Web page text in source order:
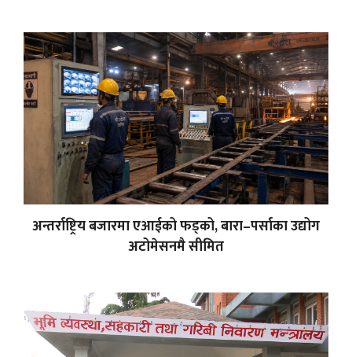
अन्तर्राष्ट्रिय बजारमा एआईको फड्को, बारा–पर्साका उद्योग
अटोमेसनमै सीमित